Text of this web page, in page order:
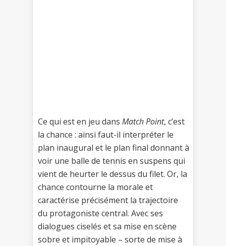
Ce qui est en jeu dans Match Point, c’est
la chance : ainsi faut-il interpréter le
plan inaugural et le plan final donnant à
voir une balle de tennis en suspens qui
vient de heurter le dessus du filet. Or, la
chance contourne la morale et
caractérise précisément la trajectoire
du protagoniste central. Avec ses
dialogues ciselés et sa mise en scène
sobre et impitoyable – sorte de mise à